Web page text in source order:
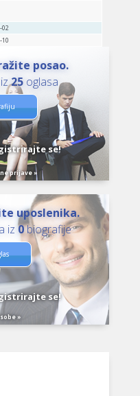
02
10
posao.
25oglasa
se!
prijave »
uposlenika.
iz 0biografije
se!
»